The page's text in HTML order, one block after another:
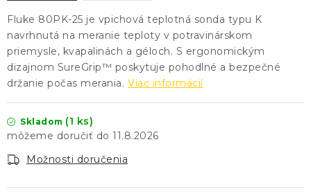
Fluke 80PK-25 je vpichová teplotná sonda typu K
navrhnutá na meranie teploty v potravinárskom
priemysle, kvapalinách a géloch. S ergonomickým
dizajnom SureGrip™ poskytuje pohodlné a bezpečné
držanie počas merania. Viac informácií
Skladom (1 ks)
11.8.2026
Možnosti doručenia